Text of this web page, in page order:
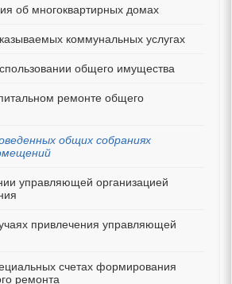
об многоквартирных домах
коммунальных услугах
общего имущества
ремонте общего
общих собраниях
управляющей организацией
привлечения управляющей
счетах формирования
ремонта